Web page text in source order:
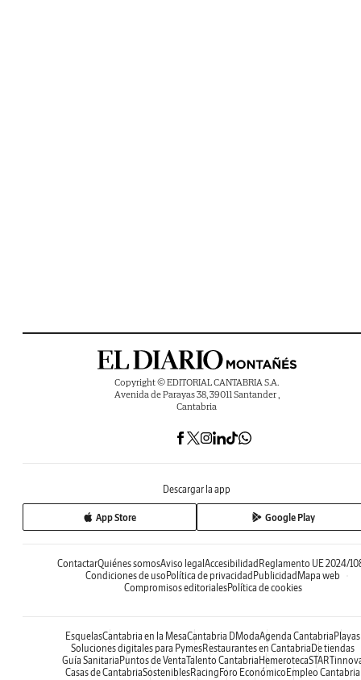
Copyright © EDITORIAL CANTABRIA S.A.
Avenida de Parayas 38, 39011 Santander ,
Cantabria
Descargar la app
App Store Google Play
ContactarQuiénes somosAviso legal Accesibilidad Reglamento UE 2024/
Condiciones de uso Política de privacidad Publicidad Mapa web
Compromisos editorialesPolítica de cookies
EsquelasCantabria en la MesaCantabria DModaAgenda Cantabria Playas
Soluciones digitales para PymesRestaurantes en Cantabria De tiendas
Guía Sanitaria Puntos de VentaTalento Cantabria Hemeroteca
Casas de CantabriaSosteniblesRacing Foro Económico Empleo Cantabria